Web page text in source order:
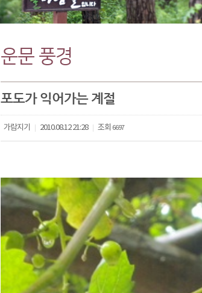
운문 풍경
포도가 익어가는 계절
가람지기 2010.08.12 21:28 조회 6697